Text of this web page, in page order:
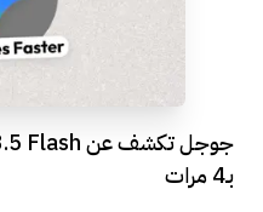
بـ4 مرات